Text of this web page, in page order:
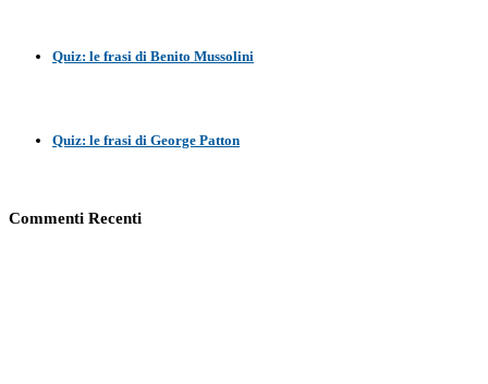
Quiz: le frasi di Benito Mussolini
Quiz: le frasi di George Patton
Commenti Recenti